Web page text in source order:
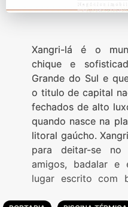
Xangri-lá é o
chique e
Grande do Sul e
o titulo de capital
fechados de alto
quando nasce na
litoral gaúcho.
para deitar-se
amigos, badalar e
lugar escrito com